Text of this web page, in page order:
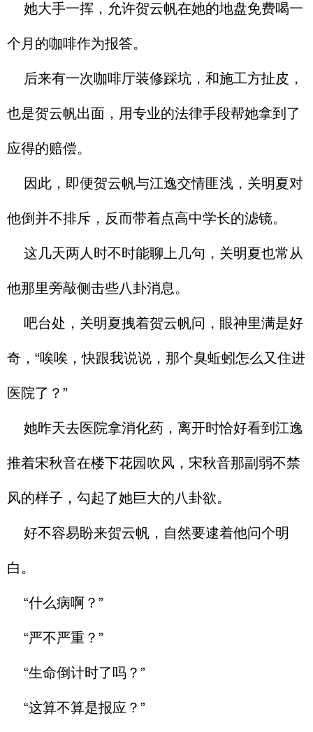
她大手一挥，允许贺云帆在她的地盘免费喝一
个月的咖啡作为报答。
后来有一次咖啡厅装修踩坑，和施工方扯皮，
也是贺云帆出面，用专业的法律手段帮她拿到了
应得的赔偿。
因此，即便贺云帆与江逸交情匪浅，关明夏对
他倒并不排斥，反而带着点高中学长的滤镜。
这几天两人时不时能聊上几句，关明夏也常从
他那里旁敲侧击些八卦消息。
吧台处，关明夏拽着贺云帆问，眼神里满是好
奇，“唉唉，快跟我说说，那个臭蚯蚓怎么又住进
医院了？”
她昨天去医院拿消化药，离开时恰好看到江逸
推着宋秋音在楼下花园吹风，宋秋音那副弱不禁
风的样子，勾起了她巨大的八卦欲。
好不容易盼来贺云帆，自然要逮着他问个明
白。
“什么病啊？”
“严不严重？”
“生命倒计时了吗？”
“这算不算是报应？”